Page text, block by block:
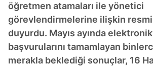
öğretmen atamaları ile yönetici
görevlendirmelerine ilişkin
duyurdu. Mayıs ayında
başvurularını tamamlayan
merakla beklediği sonuçlar, 16